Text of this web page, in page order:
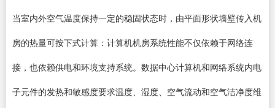
当室内外空气温度保持一定的稳固状态时，由平面形状墙壁传入机
房的热量可按下式计算：计算机机房系统性能不仅依赖于网络连
接，也依赖供电和环境支持系统。数据中心计算机和网络系统内电
子元件的发热和敏感度要求温度、湿度、空气流动和空气洁净度维